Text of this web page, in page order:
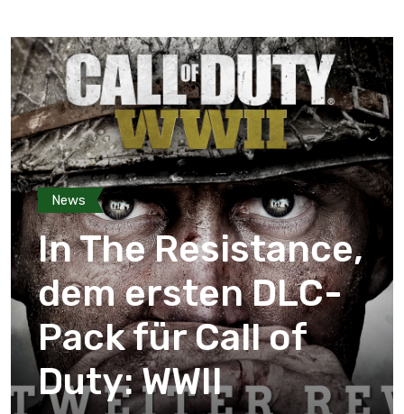
News
In The Resistance,
dem ersten DLC-
Pack für Call of
Duty: WWII